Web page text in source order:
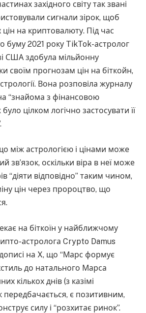
західного світу так звані
сигнали зірок, щоб
на криптовалюту. Під час
буму 2021 року TikTok-астролог
США здобула мільйонну
своїм прогнозам цін на біткойн,
Вона розповіла журналу
“знайома з фінансовою
цілком логічно застосувати її
між астрологією і цінами може
зв’язок, оскільки віра в неї може
“діяти відповідно” таким чином,
цін через пророцтво, що
на біткоїн у найближчому
астролога Crypto Damus
на X, що “Марс формує
до натального Марса
кількох днів (з казімі
передбачається, є позитивним,
силу і “розхитає ринок”.